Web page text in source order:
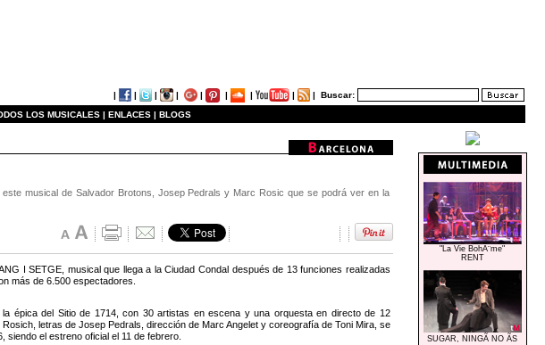
| | | | | | | | | Buscar:
LOS MUSICALES | ENLACES | BLOGS
musical de Salvador Brotons, Josep Pedrals y Marc Rosic que se podrá ver en la
I SETGE, musical que llega a la Ciudad Condal después de 13 funciones realizadas
más de 6.500 espectadores.
épica del Sitio de 1714, con 30 artistas en escena y una orquesta en directo de 12
letras de Josep Pedrals, dirección de Marc Angelet y coreografía de Toni Mira, se
el estreno oficial el 11 de febrero.
"La Vie BohÃ¨me"
RENT
SUGAR, NINGÃ NO ÃS